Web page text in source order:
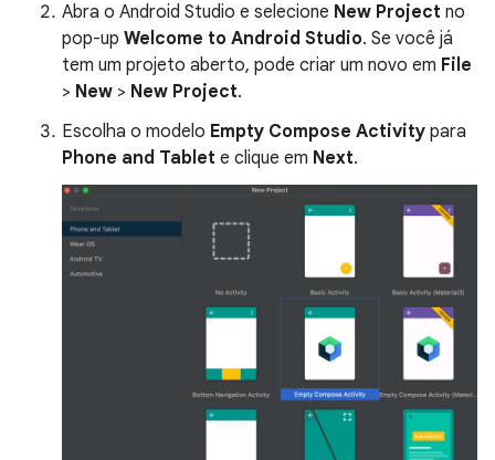
Abra o Android Studio e selecione New Project no
pop-up Welcome to Android Studio. Se você já
tem um projeto aberto, pode criar um novo em File
> New > New Project.
Escolha o modelo Empty Compose Activity para
Phone and Tablet e clique em Next.